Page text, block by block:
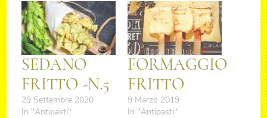
SEDANO
FRITTO -N.5
29 Settembre 2020
In "Antipasti"
FORMAGGIO
FRITTO
9 Marzo 2019
In "Antipasti"